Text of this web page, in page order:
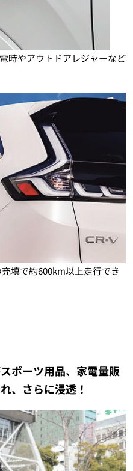
時やアウトドアレジャーなど
填で約600km以上走行でき
ポーツ用品、家電量販
、さらに浸透！